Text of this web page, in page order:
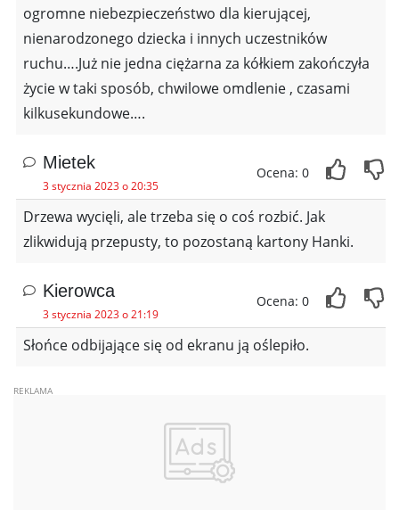
ogromne niebezpieczeństwo dla kierującej,
nienarodzonego dziecka i innych uczestników
ruchu….Już nie jedna ciężarna za kółkiem zakończyła
życie w taki sposób, chwilowe omdlenie , czasami
kilkusekundowe….
Mietek
3 stycznia 2023 o 20:35
Ocena: 0
Drzewa wycięli, ale trzeba się o coś rozbić. Jak
zlikwidują przepusty, to pozostaną kartony Hanki.
Kierowca
3 stycznia 2023 o 21:19
Ocena: 0
Słońce odbijające się od ekranu ją oślepiło.